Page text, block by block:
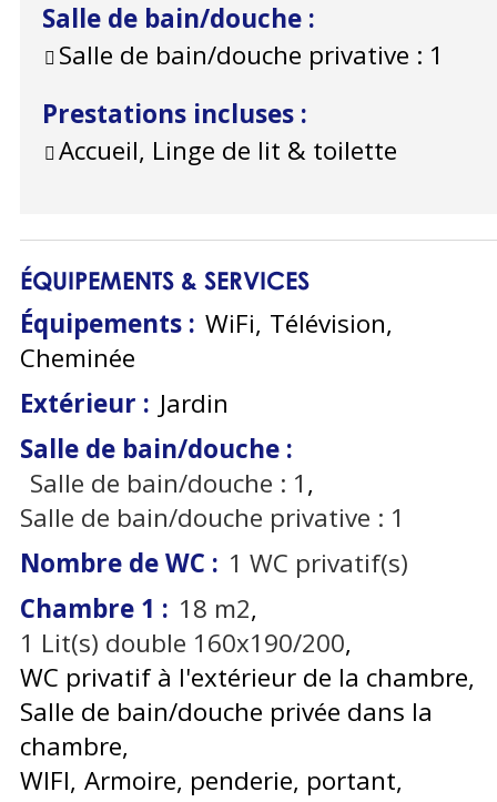
Salle de bain/douche :
Salle de bain/douche privative : 1
Prestations incluses :
Accueil, Linge de lit & toilette
ÉQUIPEMENTS & SERVICES
Équipements : WiFi Télévision
Cheminée
Extérieur : Jardin
Salle de bain/douche :
Salle de bain/douche : 1
Salle de bain/douche privative : 1
Nombre de WC : 1 WC privatif(s)
Chambre 1 : 18 m2
1 Lit(s) double 160x190/200
WC privatif à l'extérieur de la chambre
Salle de bain/douche privée dans la
chambre
WIFI Armoire, penderie, portant